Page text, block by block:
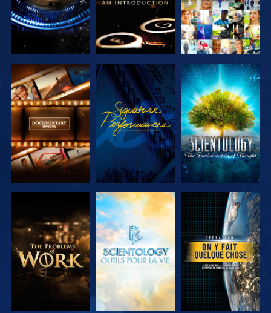
DÉCOUVRIR
LES SÉRIES
REGARDER
DÉCOUVRIR
LES SÉRIES
DÉCOUVRIR
LES SÉRIES
DÉCOUVRIR
LES SÉRIES
REGARDER